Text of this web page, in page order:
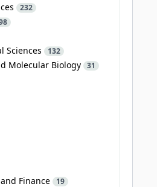
232
Sciences 132
Molecular Biology 31
Finance 19